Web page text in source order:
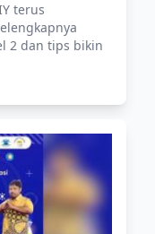
terus
2 dan tips bikin